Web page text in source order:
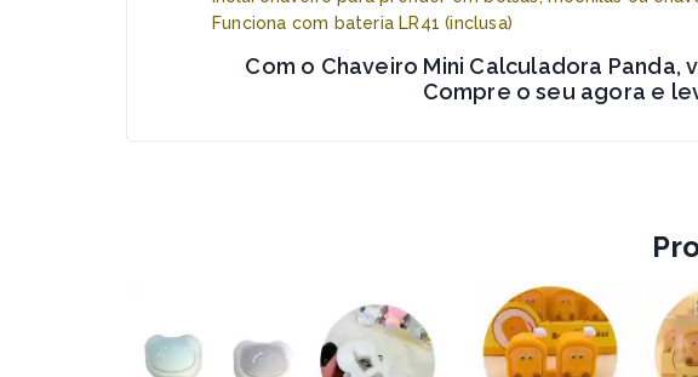
Funciona com bateria LR41 (inclusa)
Com o Chaveiro Mini Calculadora
Compre o seu agora e